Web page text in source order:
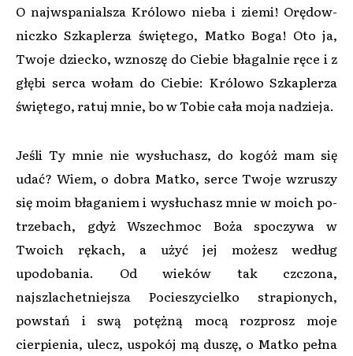
O najwspanialsza Królowo nieba i ziemi! Orędow­
niczko Szkaplerza świętego, Matko Boga! Oto ja,
Two­je dziecko, wznoszę do Ciebie błagalnie ręce i z
głębi serca wołam do Ciebie: Królowo Szkaplerza
świętego, ratuj mnie, bo w Tobie cała moja nadzieja.
Jeśli Ty mnie nie wysłuchasz, do kogóż mam się
udać? Wiem, o dobra Matko, serce Twoje wzruszy
się moim błaganiem i wysłuchasz mnie w moich po­
trzebach, gdyż Wszechmoc Boża spoczywa w
Twoich rękach, a użyć jej możesz według
upodobania. Od wie­ków tak czczona,
najszlachetniejsza Pocieszycielko strapionych,
powstań i swą potężną mocą rozprosz moje
cierpienia, ulecz, uspokój mą duszę, o Matko pełna